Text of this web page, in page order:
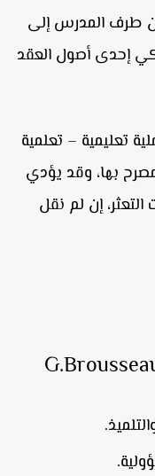
طرف المدرس إلى
إحدى أصول العقد
– تعلمية
بها، وقد يؤدي
إن لم نقل